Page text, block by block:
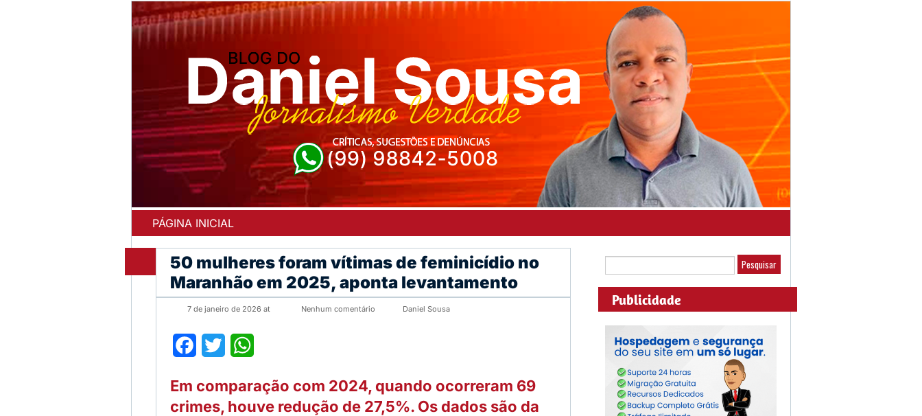
PÁGINA INICIAL
50 mulheres foram vítimas de feminicídio no
Maranhão em 2025, aponta levantamento
7 de janeiro de 2026 at Nenhum comentário Daniel Sousa
Facebook
Twitter
Em comparação com 2024, quando ocorreram 69
crimes, houve redução de 27,5%. Os dados são da
Publicidade